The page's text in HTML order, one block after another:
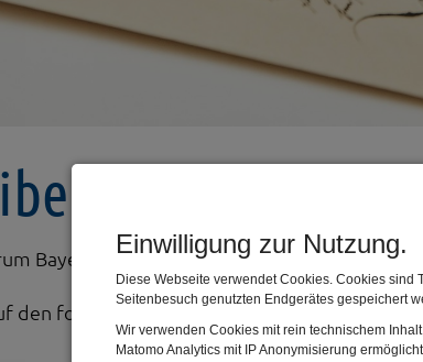
Einwilligung zur Nutzung.
Diese Webseite verwendet Cookies. Cookies
Seitenbesuch genutzten Endgerätes gespeichert
Wir verwenden Cookies mit rein technischem
Matomo Analytics mit IP Anonymisierung
Bayern
Bayern AöR ist der Träger des Bibel Museum
den folgenden Seiten mehr über diese